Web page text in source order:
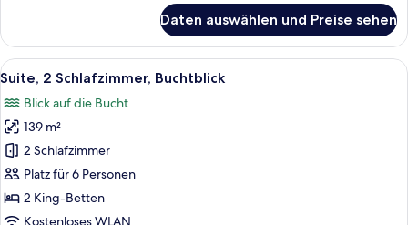
1
Schlafzimmer,
Buchtblick
Daten auswählen und Preise sehen
Alle
Fotos
für
Suite,
2 Schlafzimmer,
Buchtblick
anzeigen
Suite, 2 Schlafzimmer, Buchtblick |
6
Suite, 2 Schlafzimmer, Buchtblick
Blick auf die Bucht
139 m²
2 Schlafzimmer
Platz für 6 Personen
2 King-Betten
Kostenloses WLAN